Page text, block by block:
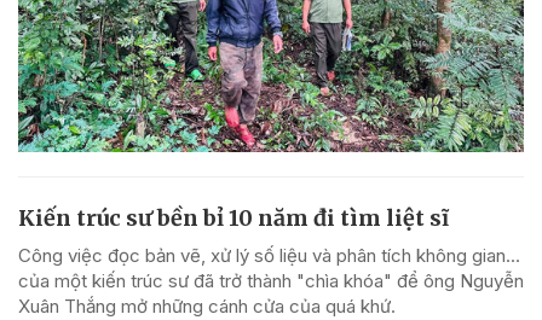
Kiến trúc sư bền bỉ 10 năm đi tìm liệt sĩ
Công việc đọc bản vẽ, xử lý số liệu và phân tích không gian...
của một kiến trúc sư đã trở thành "chìa khóa" để ông Nguyễn
Xuân Thắng mở những cánh cửa của quá khứ.